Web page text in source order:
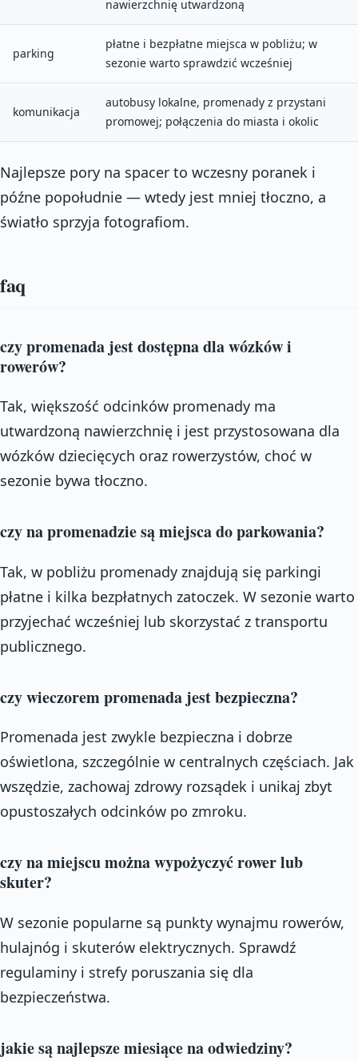
nawierzchnię utwardzoną
parking
płatne i bezpłatne miejsca w pobliżu; w
sezonie warto sprawdzić wcześniej
komunikacja
autobusy lokalne, promenady z przystani
promowej; połączenia do miasta i okolic
Najlepsze pory na spacer to wczesny poranek i
późne popołudnie — wtedy jest mniej tłoczno, a
światło sprzyja fotografiom.
faq
czy promenada jest dostępna dla wózków i
rowerów?
Tak, większość odcinków promenady ma
utwardzoną nawierzchnię i jest przystosowana dla
wózków dziecięcych oraz rowerzystów, choć w
sezonie bywa tłoczno.
czy na promenadzie są miejsca do parkowania?
Tak, w pobliżu promenady znajdują się parkingi
płatne i kilka bezpłatnych zatoczek. W sezonie warto
przyjechać wcześniej lub skorzystać z transportu
publicznego.
czy wieczorem promenada jest bezpieczna?
Promenada jest zwykle bezpieczna i dobrze
oświetlona, szczególnie w centralnych częściach. Jak
wszędzie, zachowaj zdrowy rozsądek i unikaj zbyt
opustoszałych odcinków po zmroku.
czy na miejscu można wypożyczyć rower lub
skuter?
W sezonie popularne są punkty wynajmu rowerów,
hulajnóg i skuterów elektrycznych. Sprawdź
regulaminy i strefy poruszania się dla
bezpieczeństwa.
jakie są najlepsze miesiące na odwiedziny?